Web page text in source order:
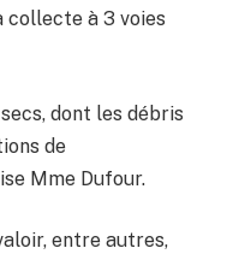
collecte à 3 voies
dont les débris
de
Mme Dufour.
entre autres,